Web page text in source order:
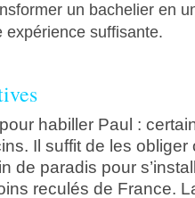
un bachelier en
expérience suffisante.
habiller Paul :
Il suffit de les obliger
de paradis pour
reculés de France.